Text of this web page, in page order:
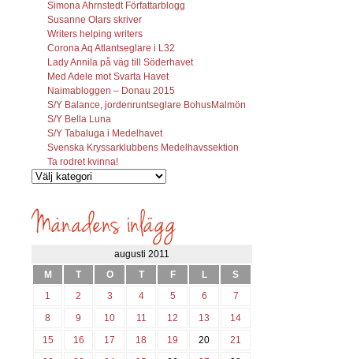
Simona Ahrnstedt Författarblogg
Susanne Olars skriver
Writers helping writers
Corona Aq Atlantseglare i L32
Lady Annila på väg till Söderhavet
Med Adele mot Svarta Havet
Naimabloggen – Donau 2015
S/Y Balance, jordenruntseglare BohusMalmön
S/Y Bella Luna
S/Y Tabaluga i Medelhavet
Svenska Kryssarklubbens Medelhavssektion
Ta rodret kvinna!
Vilka
söks?
augusti 2011
M
T O T F L
S
1
2 3 4 5 6
7
8
9 10 11 12 13
14
15
16 17 18 19 20
21